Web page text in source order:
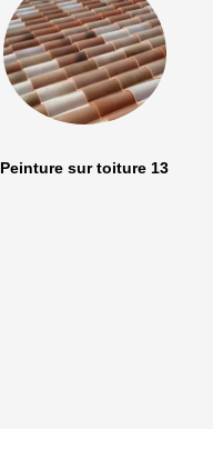
Peinture sur toiture 13